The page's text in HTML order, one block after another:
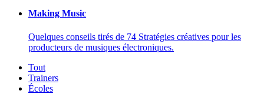
Making Music
Quelques conseils tirés de 74 Stratégies créatives pour les
producteurs de musiques électroniques.
Tout
Trainers
Écoles